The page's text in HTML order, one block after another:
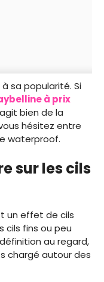
sa popularité. Si
à prix
bien de la
hésitez entre
waterproof.
sur les cils
un effet de cils
cils fins ou peu
au regard,
chargé autour des